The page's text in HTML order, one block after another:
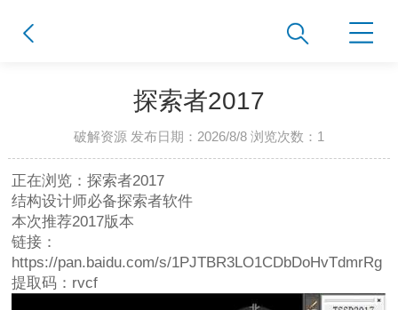
探索者2017
破解资源 发布日期：2026/8/8 浏览次数： 1
正在浏览：探索者2017
结构设计师必备探索者软件
本次推荐2017版本
链接：
https://pan.baidu.com/s/1PJTBR3LO1CDbDoHvTdmrRg
提取码：rvcf